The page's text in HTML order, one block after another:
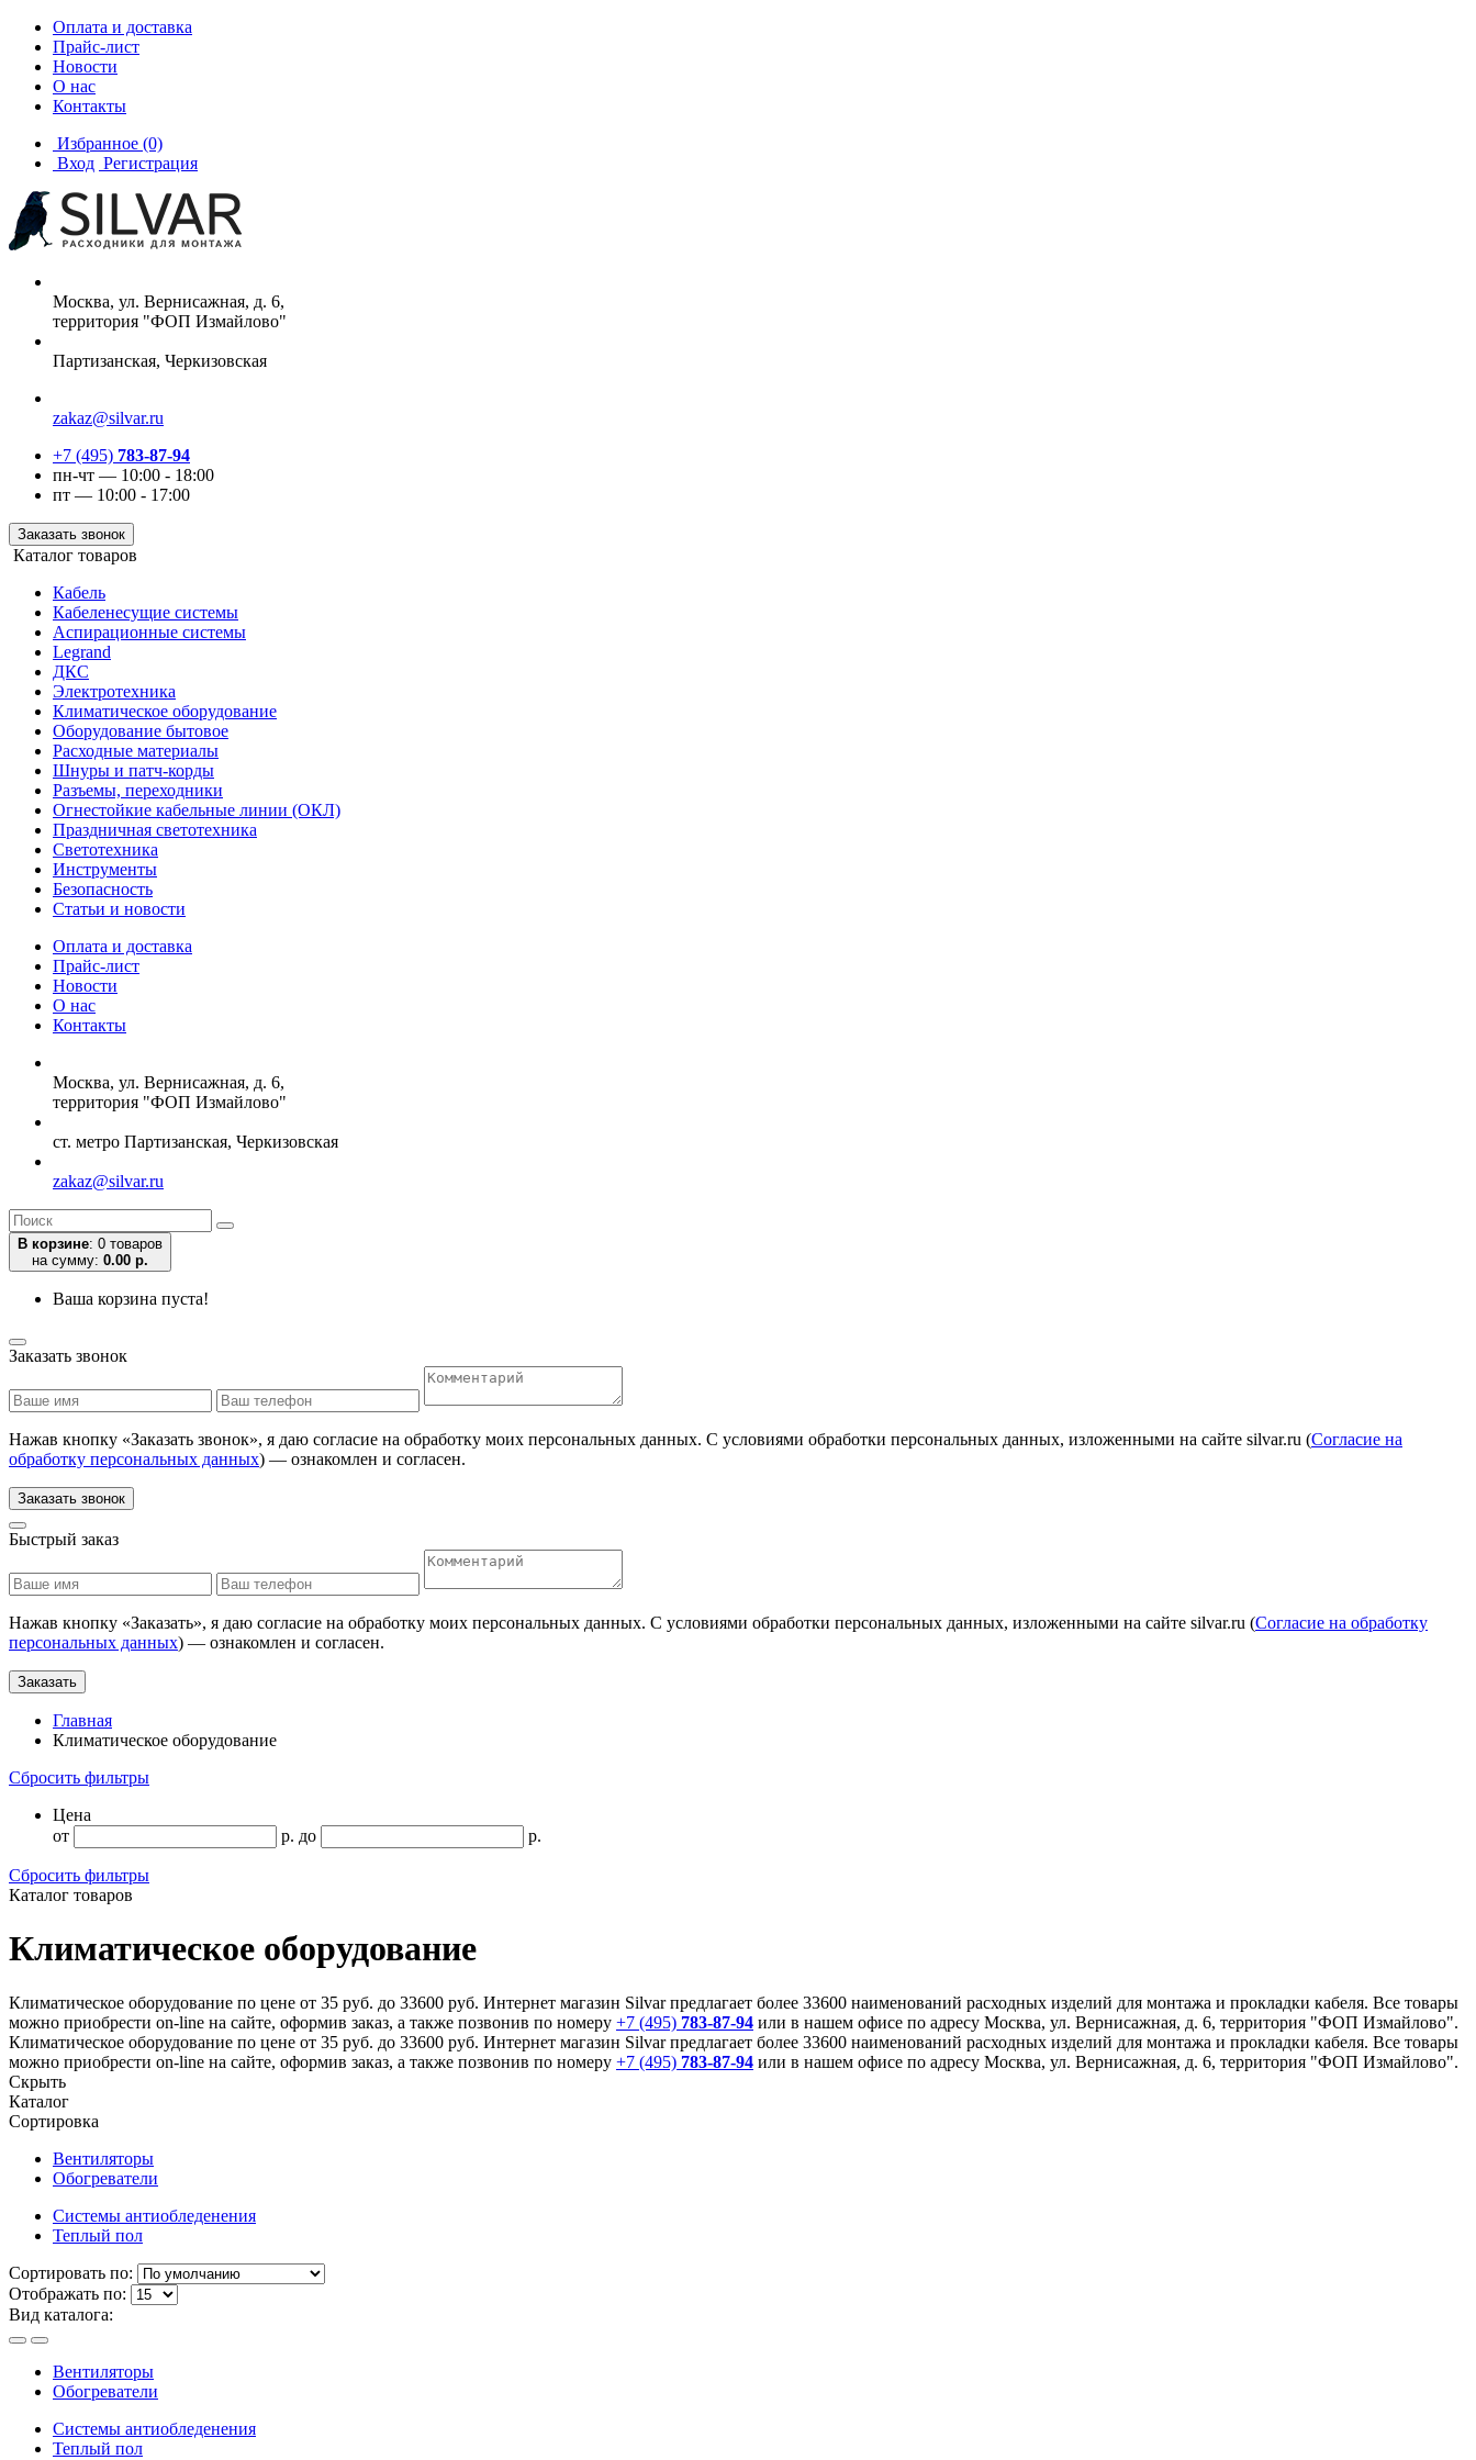
Оплата и доставка
Прайс-лист
Новости
О нас
Контакты
Избранное (0)
Вход Регистрация
Москва, ул. Вернисажная, д. 6,
территория "ФОП Измайлово"
Партизанская, Черкизовская
zakaz@silvar.ru
+7 (495) 783-87-94
пн-чт — 10:00 - 18:00
пт — 10:00 - 17:00
Заказать звонок
Каталог товаров
Кабель
Кабеленесущие системы
Аспирационные системы
Legrand
ДКС
Электротехника
Климатическое оборудование
Оборудование бытовое
Расходные материалы
Шнуры и патч-корды
Разъемы, переходники
Огнестойкие кабельные линии (ОКЛ)
Праздничная светотехника
Светотехника
Инструменты
Безопасность
Статьи и новости
Оплата и доставка
Прайс-лист
Новости
О нас
Контакты
Москва, ул. Вернисажная, д. 6,
территория "ФОП Измайлово"
ст. метро Партизанская, Черкизовская
zakaz@silvar.ru
В корзине: 0 товаров
на сумму: 0.00 р.
Ваша корзина пуста!
Заказать звонок
Нажав кнопку «Заказать звонок», я даю согласие на обработку моих персональных данных. С условиями обработки персональных данных, изложенными на сайте silvar.ru (Согласие на
обработку персональных данных) — ознакомлен и согласен.
Заказать звонок
Быстрый заказ
Нажав кнопку «Заказать», я даю согласие на обработку моих персональных данных. С условиями обработки персональных данных, изложенными на сайте silvar.ru (Согласие на обработку
персональных данных) — ознакомлен и согласен.
Заказать
Главная
Климатическое оборудование
Сбросить фильтры
Цена
от
р. до р.
Сбросить фильтры
Каталог товаров
Климатическое оборудование
Климатическое оборудование по цене от 35 руб. до 33600 руб. Интернет магазин Silvar предлагает более 33600 наименований расходных изделий для монтажа и прокладки кабеля. Все товары
можно приобрести on-line на сайте, оформив заказ, а также позвонив по номеру +7 (495) 783-87-94 или в нашем офисе по адресу Москва, ул. Вернисажная, д. 6, территория "ФОП Измайлово".
Климатическое оборудование по цене от 35 руб. до 33600 руб. Интернет магазин Silvar предлагает более 33600 наименований расходных изделий для монтажа и прокладки кабеля. Все товары
можно приобрести on-line на сайте, оформив заказ, а также позвонив по номеру +7 (495) 783-87-94 или в нашем офисе по адресу Москва, ул. Вернисажная, д. 6, территория "ФОП Измайлово".
Скрыть
Каталог
Сортировка
Вентиляторы
Обогреватели
Системы антиобледенения
Теплый пол
Сортировать по:
Отображать по:
Вид каталога:
Вентиляторы
Обогреватели
Системы антиобледенения
Теплый пол